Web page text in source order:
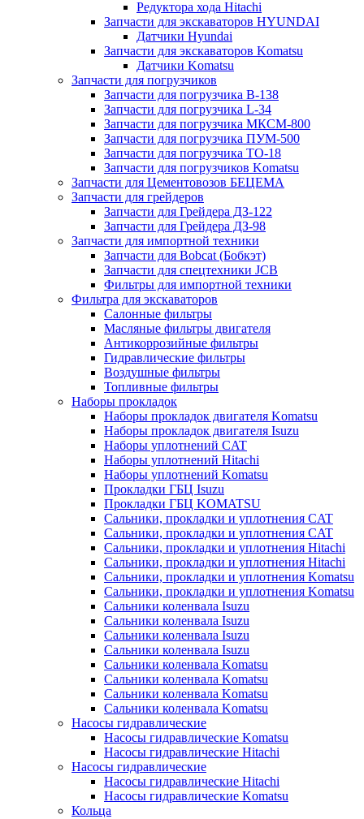
Редуктора хода Hitachi
Запчасти для экскаваторов HYUNDAI
Датчики Hyundai
Запчасти для экскаваторов Komatsu
Датчики Komatsu
Запчасти для погрузчиков
Запчасти для погрузчика B-138
Запчасти для погрузчика L-34
Запчасти для погрузчика МКСМ-800
Запчасти для погрузчика ПУМ-500
Запчасти для погрузчика ТО-18
Запчасти для погрузчиков Komatsu
Запчасти для Цементовозов БЕЦЕМА
Запчасти для грейдеров
Запчасти для Грейдера ДЗ-122
Запчасти для Грейдера ДЗ-98
Запчасти для импортной техники
Запчасти для Bobcat (Бобкэт)
Запчасти для спецтехники JCB
Фильтры для импортной техники
Фильтра для экскаваторов
Салонные фильтры
Масляные фильтры двигателя
Антикоррозийные фильтры
Гидравлические фильтры
Воздушные фильтры
Топливные фильтры
Наборы прокладок
Наборы прокладок двигателя Komatsu
Наборы прокладок двигателя Isuzu
Наборы уплотнений CAT
Наборы уплотнений Hitachi
Наборы уплотнений Komatsu
Прокладки ГБЦ Isuzu
Прокладки ГБЦ KOMATSU
Сальники, прокладки и уплотнения CAT
Сальники, прокладки и уплотнения CAT
Сальники, прокладки и уплотнения Hitachi
Сальники, прокладки и уплотнения Hitachi
Сальники, прокладки и уплотнения Komatsu
Сальники, прокладки и уплотнения Komatsu
Сальники коленвала Isuzu
Сальники коленвала Isuzu
Сальники коленвала Isuzu
Сальники коленвала Isuzu
Сальники коленвала Komatsu
Сальники коленвала Komatsu
Сальники коленвала Komatsu
Сальники коленвала Komatsu
Насосы гидравлические
Насосы гидравлические Komatsu
Насосы гидравлические Hitachi
Насосы гидравлические
Насосы гидравлические Hitachi
Насосы гидравлические Komatsu
Кольца